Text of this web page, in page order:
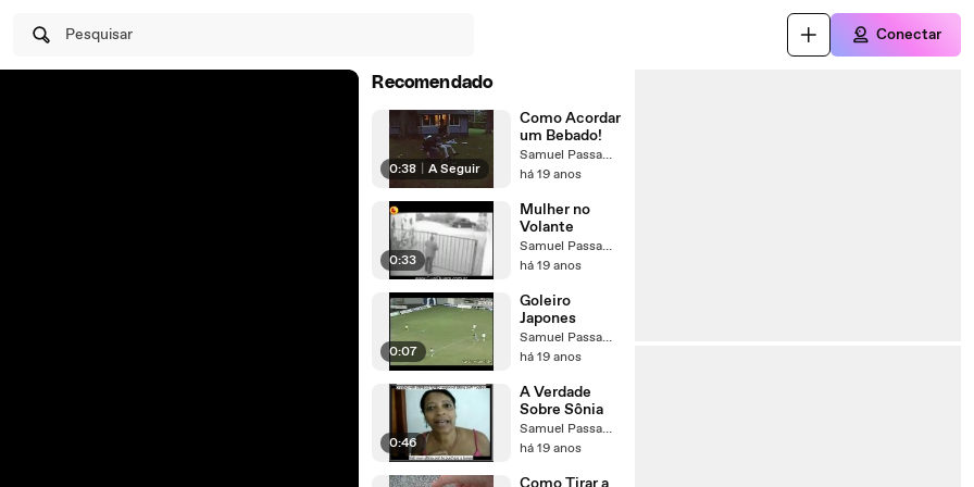
Pesquisar Conectar
Recomendado
0:38 A Seguir
Como Acordar
um Bebado!
Samuel Passamani
há 19 anos
0:33
Mulher no
Volante
Samuel Passamani
há 19 anos
0:07
Goleiro
Japones
Samuel Passamani
há 19 anos
0:46
A Verdade
Sobre Sônia
Samuel Passamani
há 19 anos